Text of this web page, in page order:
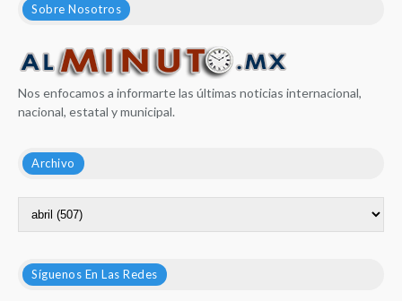
Sobre Nosotros
Nos enfocamos a informarte las últimas noticias internacional,
nacional, estatal y municipal.
Archivo
Síguenos En Las Redes